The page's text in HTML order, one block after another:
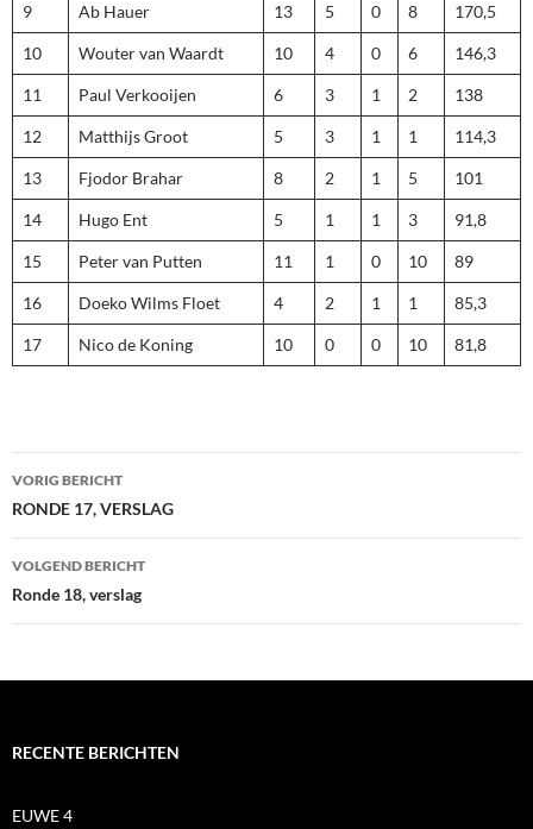
9 Ab Hauer 13 5 0 8 170,5
10 Wouter van Waardt 10 4 0 6 146,3
11 Paul Verkooijen 6 3 1 2 138
12 Matthijs Groot 5 3 1 1 114,3
13 Fjodor Brahar 8 2 1 5 101
14 Hugo Ent 5 1 1 3 91,8
15 Peter van Putten 11 1 0 10 89
16 Doeko Wilms Floet 4 2 1 1 85,3
17 Nico de Koning 10 0 0 10 81,8
Bericht
navigatie
VORIG BERICHT
RONDE 17, VERSLAG
VOLGEND BERICHT
Ronde 18, verslag
RECENTE BERICHTEN
EUWE 4